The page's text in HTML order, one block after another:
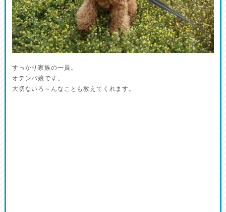
すっかり家族の一員。
オテンバ娘です。
大切ないろ～んなことも教えてくれます。